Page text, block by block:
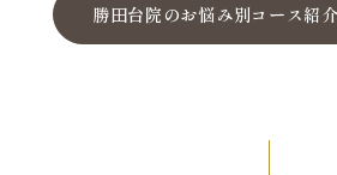
勝田台院のお悩み別コース紹